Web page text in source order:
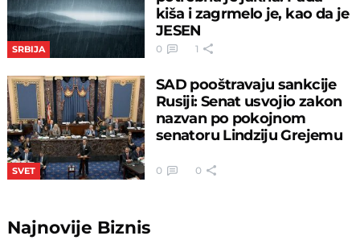
SRBIJA
kiša i zagrmelo je, kao da je
JESEN
0 1
SVET
SAD pooštravaju sankcije
Rusiji: Senat usvojio zakon
nazvan po pokojnom
senatoru Lindziju Grejemu
0 0
Najnovije Biznis